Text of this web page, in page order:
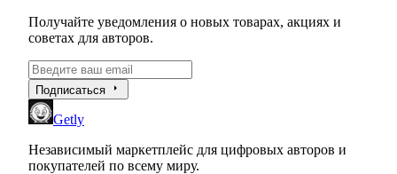
Получайте уведомления о новых товарах, акциях и
советах для авторов.
Подписаться arrow_right
Getly
Независимый маркетплейс для цифровых авторов и
покупателей по всему миру.